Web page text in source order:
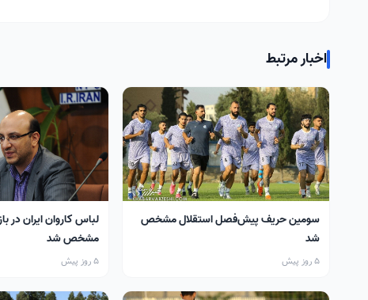
اخبار مرتبط
سومین حریف پیش‌فصل استقلال مشخص
شد
5 روز پیش
لباس کاروان ایران در
مشخص شد
5 روز پیش